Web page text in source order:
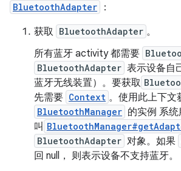
BluetoothAdapter
：
获取 BluetoothAdapter 。
所有蓝牙 activity 都需要
BluetoothAdapter 表示设备自
蓝牙无线装置）。要获取
先需要 Context 。使用此上下文
BluetoothManager 的实例 系
叫
BluetoothAdapter 对象。如果
回 null， 则表示设备不支持蓝牙。